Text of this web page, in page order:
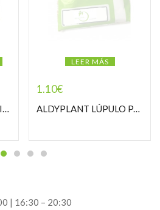
ALDYPLANT MANZANILLA DULCE PASTORCILLA
LEER MÁS
1.10€
ALDYPLANT LÚPULO PASTORCILLA
| 16:30 – 20:30